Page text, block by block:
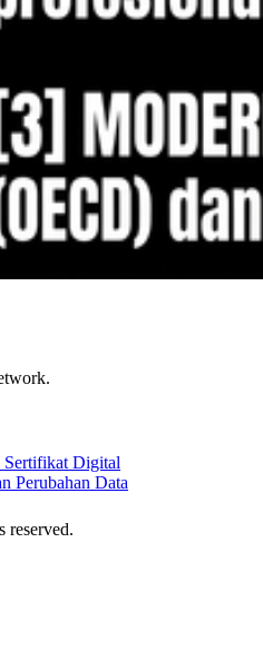
Sertifikat Digital
Perubahan Data
reserved.